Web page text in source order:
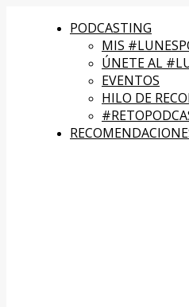
PODCASTING
MIS
ÚNETE AL
EVENTOS
HILO DE